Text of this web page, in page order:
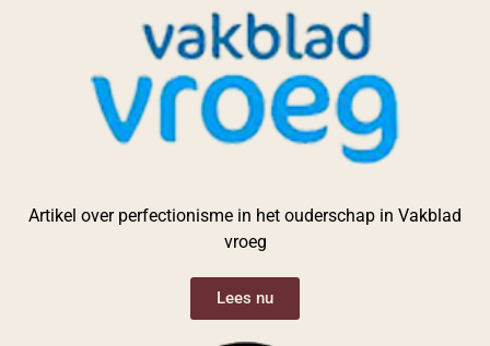
Artikel over perfectionisme in het ouderschap in Vakblad
vroeg​
Lees nu